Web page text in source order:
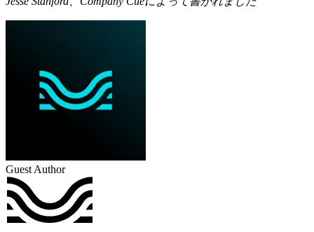
Guest Author